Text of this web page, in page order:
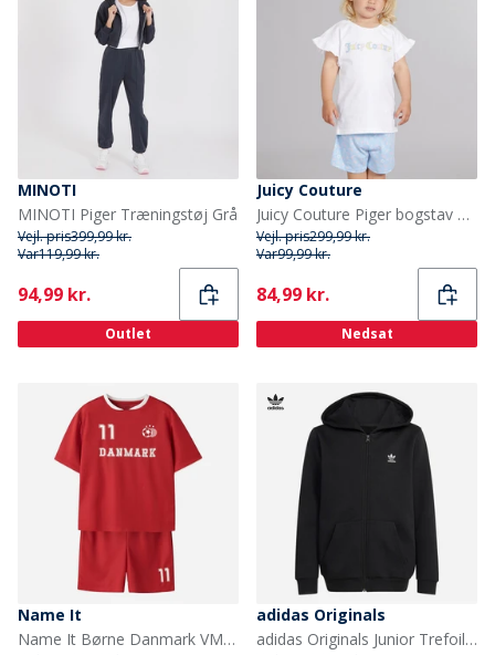
MINOTI
MINOTI Piger Træningstøj Grå
Vejl. pris399,99 kr.
Var119,99 kr.
Current
94,99 kr.
Outlet
Juicy Couture
Juicy Couture Piger bogstav flæse t shirt og shorts sæt Powder Blue
Vejl. pris299,99 kr.
Var99,99 kr.
Current
84,99 kr.
Nedsat
Name It
Name It Børne Danmark VM Fodbold Sæt True Red Denmark
adidas Originals
adidas Originals Junior Trefoil Løs Pasform Fuld Zip Hættetrøje Sort